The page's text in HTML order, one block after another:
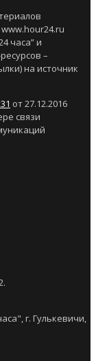
часа” и
–
на источник
от 27.12.2016
связи
г. Гулькевичи,